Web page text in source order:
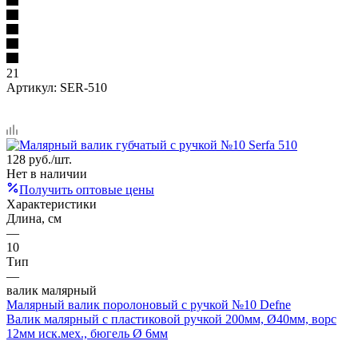
21
Артикул: SER-510
128 руб./шт.
Нет в наличии
Получить оптовые цены
Характеристики
Длина, см
—
10
Тип
—
валик малярный
Малярный валик поролоновый с ручкой №10 Defne
Валик малярный с пластиковой ручкой 200мм, Ø40мм, ворс
12мм иск.мех., бюгель Ø 6мм